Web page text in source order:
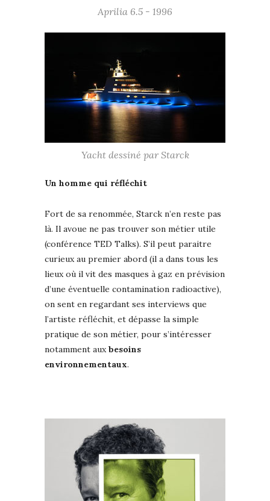
Aprilia 6.5 - 1996
Yacht dessiné par Starck
Un homme qui réfléchit
Fort de sa renommée, Starck n’en reste pas
là. Il avoue ne pas trouver son métier utile
(conférence TED Talks). S’il peut paraitre
curieux au premier abord (il a dans tous les
lieux où il vit des masques à gaz en prévision
d’une éventuelle contamination radioactive),
on sent en regardant ses interviews que
l’artiste réfléchit, et dépasse la simple
pratique de son métier, pour s’intéresser
notamment aux besoins
environnementaux.